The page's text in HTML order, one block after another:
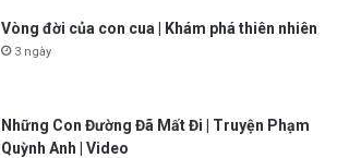
Vòng đời của con cua | Khám phá thiên nhiên
3 ngày
Những Con Đường Đã Mất Đi | Truyện Phạm
Quỳnh Anh | Video